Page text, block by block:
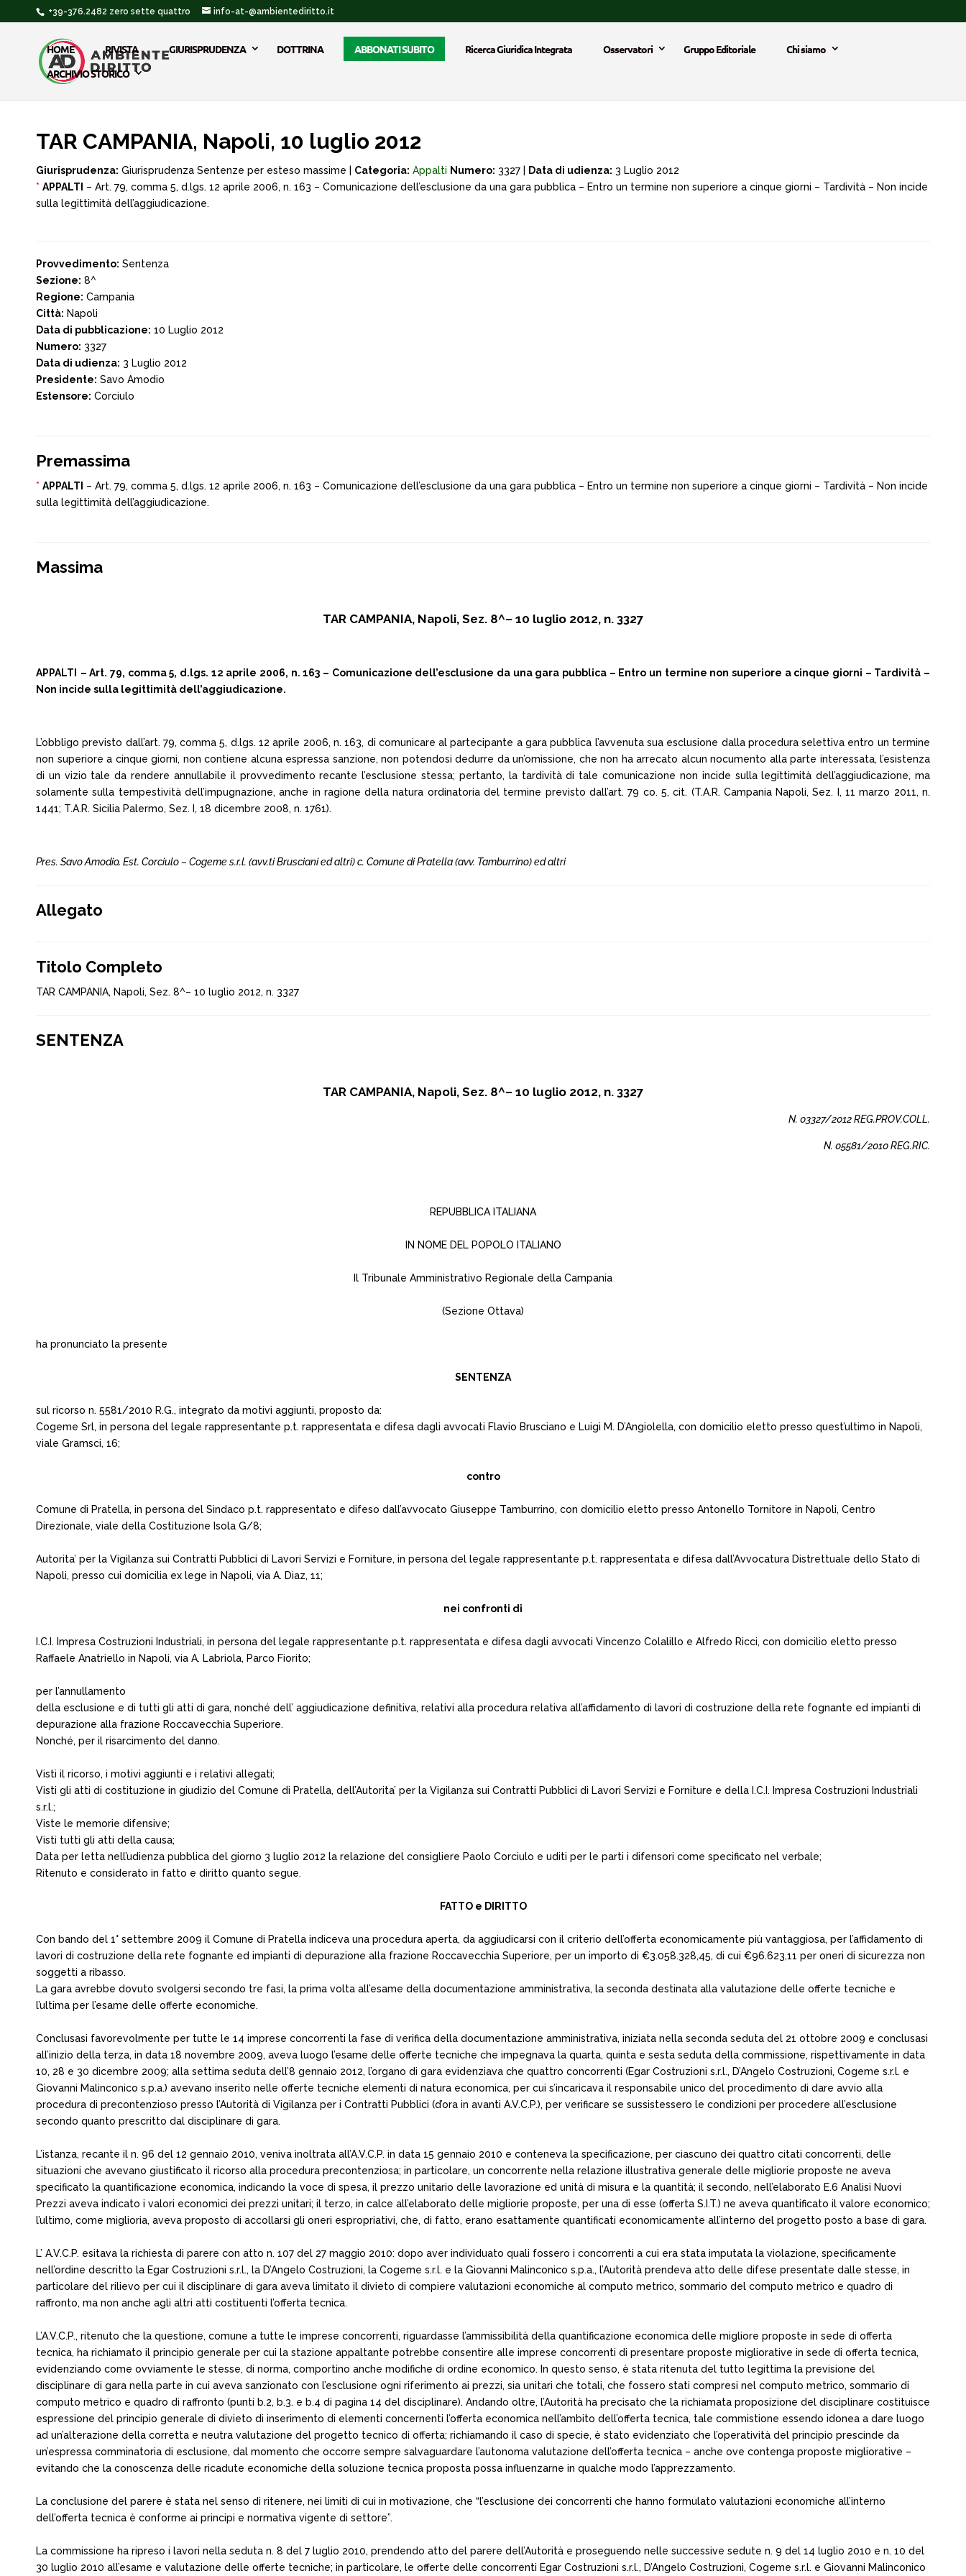
+39-376.2482 zero sette quattro info-at-@ambientediritto.it
HOME RIVISTA GIURISPRUDENZA DOTTRINA ABBONATI SUBITO Ricerca Giuridica Integrata Osservatori Gruppo Editoriale
Chi siamo
ARCHIVIO STORICO
TAR CAMPANIA, Napoli, 10 luglio 2012
Giurisprudenza: Giurisprudenza Sentenze per esteso massime | Categoria: Appalti Numero: 3327 | Data di udienza: 3 Luglio 2012
* APPALTI
– Art. 79, comma 5, d.lgs. 12 aprile 2006, n. 163 – Comunicazione dell’esclusione da una gara pubblica – Entro un termine non superiore a cinque giorni – Tardività – Non incide
sulla legittimità dell’aggiudicazione.
Provvedimento: Sentenza
Sezione: 8^
Regione: Campania
Città: Napoli
Data di pubblicazione: 10 Luglio 2012
Numero: 3327
Data di udienza: 3 Luglio 2012
Presidente: Savo Amodio
Estensore: Corciulo
Premassima
* APPALTI
– Art. 79, comma 5, d.lgs. 12 aprile 2006, n. 163 – Comunicazione dell’esclusione da una gara pubblica – Entro un termine non superiore a cinque giorni – Tardività – Non incide
sulla legittimità dell’aggiudicazione.
Massima
TAR CAMPANIA, Napoli, Sez. 8^– 10 luglio 2012, n. 3327
APPALTI
– Art. 79, comma 5, d.lgs. 12 aprile 2006, n. 163 – Comunicazione dell’esclusione da una gara pubblica – Entro un termine non superiore a cinque giorni – Tardività –
Non incide sulla legittimità dell’aggiudicazione.
L’obbligo previsto dall’art. 79, comma 5, d.lgs. 12 aprile 2006, n. 163, di comunicare al partecipante a gara pubblica l’avvenuta sua esclusione dalla procedura selettiva entro un termine
non superiore a cinque giorni, non contiene alcuna espressa sanzione, non potendosi dedurre da un’omissione, che non ha arrecato alcun nocumento alla parte interessata, l’esistenza
di un vizio tale da rendere annullabile il provvedimento recante l’esclusione stessa; pertanto, la tardività di tale comunicazione non incide sulla legittimità dell’aggiudicazione, ma
solamente sulla tempestività dell’impugnazione, anche in ragione della natura ordinatoria del termine previsto dall’art. 79 co. 5, cit. (T.A.R. Campania Napoli, Sez. I, 11 marzo 2011, n.
1441; T.A.R. Sicilia Palermo, Sez. I, 18 dicembre 2008, n. 1761).
Pres. Savo Amodio, Est. Corciulo– Cogeme s.r.l. (avv.ti Brusciani ed altri) c. Comune di Pratella (avv. Tamburrino) ed altri
Allegato
Titolo Completo
TAR CAMPANIA, Napoli, Sez. 8^– 10 luglio 2012, n. 3327
SENTENZA
TAR CAMPANIA, Napoli, Sez. 8^– 10 luglio 2012, n. 3327
N. 03327/2012 REG.PROV.COLL.
N. 05581/2010 REG.RIC.
REPUBBLICA ITALIANA
IN NOME DEL POPOLO ITALIANO
Il Tribunale Amministrativo Regionale della Campania
(Sezione Ottava)
ha pronunciato la presente
SENTENZA
sul ricorso n. 5581/2010 R.G., integrato da motivi aggiunti, proposto da:
Cogeme Srl, in persona del legale rappresentante p.t. rappresentata e difesa dagli avvocati Flavio Brusciano e Luigi M. D’Angiolella, con domicilio eletto presso quest’ultimo in Napoli,
viale Gramsci, 16;
contro
Comune di Pratella, in persona del Sindaco p.t. rappresentato e difeso dall’avvocato Giuseppe Tamburrino, con domicilio eletto presso Antonello Tornitore in Napoli, Centro
Direzionale, viale della Costituzione Isola G/8;
Autorita’ per la Vigilanza sui Contratti Pubblici di Lavori Servizi e Forniture, in persona del legale rappresentante p.t. rappresentata e difesa dall’Avvocatura Distrettuale dello Stato di
Napoli, presso cui domicilia ex lege in Napoli, via A. Diaz, 11;
nei confronti di
I.C.I. Impresa Costruzioni Industriali, in persona del legale rappresentante p.t. rappresentata e difesa dagli avvocati Vincenzo Colalillo e Alfredo Ricci, con domicilio eletto presso
Raffaele Anatriello in Napoli, via A. Labriola, Parco Fiorito;
per l’annullamento
della esclusione e di tutti gli atti di gara, nonché dell’ aggiudicazione definitiva, relativi alla procedura relativa all’affidamento di lavori di costruzione della rete fognante ed impianti di
depurazione alla frazione Roccavecchia Superiore.
Nonché, per il risarcimento del danno.
Visti il ricorso, i motivi aggiunti e i relativi allegati;
Visti gli atti di costituzione in giudizio del Comune di Pratella, dell’Autorita’ per la Vigilanza sui Contratti Pubblici di Lavori Servizi e Forniture e della I.C.I. Impresa Costruzioni Industriali
s.r.l.;
Viste le memorie difensive;
Visti tutti gli atti della causa;
Data per letta nell’udienza pubblica del giorno 3 luglio 2012 la relazione del consigliere Paolo Corciulo e uditi per le parti i difensori come specificato nel verbale;
Ritenuto e considerato in fatto e diritto quanto segue.
FATTO e DIRITTO
Con bando del 1° settembre 2009 il Comune di Pratella indiceva una procedura aperta, da aggiudicarsi con il criterio dell’offerta economicamente più vantaggiosa, per l’affidamento di
lavori di costruzione della rete fognante ed impianti di depurazione alla frazione Roccavecchia Superiore, per un importo di €3.058.328,45, di cui €96.623,11 per oneri di sicurezza non
soggetti a ribasso.
La gara avrebbe dovuto svolgersi secondo tre fasi, la prima volta all’esame della documentazione amministrativa, la seconda destinata alla valutazione delle offerte tecniche e
l’ultima per l’esame delle offerte economiche.
Conclusasi favorevolmente per tutte le 14 imprese concorrenti la fase di verifica della documentazione amministrativa, iniziata nella seconda seduta del 21 ottobre 2009 e conclusasi
all’inizio della terza, in data 18 novembre 2009, aveva luogo l’esame delle offerte tecniche che impegnava la quarta, quinta e sesta seduta della commissione, rispettivamente in data
10, 28 e 30 dicembre 2009; alla settima seduta dell’8 gennaio 2012, l’organo di gara evidenziava che quattro concorrenti (Egar Costruzioni s.r.l., D’Angelo Costruzioni, Cogeme s.r.l. e
Giovanni Malinconico s.p.a.) avevano inserito nelle offerte tecniche elementi di natura economica, per cui s’incaricava il responsabile unico del procedimento di dare avvio alla
procedura di precontenzioso presso l’Autorità di Vigilanza per i Contratti Pubblici (d’ora in avanti A.V.C.P.), per verificare se sussistessero le condizioni per procedere all’esclusione
secondo quanto prescritto dal disciplinare di gara.
L’istanza, recante il n. 96 del 12 gennaio 2010, veniva inoltrata all’A.V.C.P. in data 15 gennaio 2010 e conteneva la specificazione, per ciascuno dei quattro citati concorrenti, delle
situazioni che avevano giustificato il ricorso alla procedura precontenziosa; in particolare, un concorrente nella relazione illustrativa generale delle migliorie proposte ne aveva
specificato la quantificazione economica, indicando la voce di spesa, il prezzo unitario delle lavorazione ed unità di misura e la quantità; il secondo, nell’elaborato E.6 Analisi Nuovi
Prezzi aveva indicato i valori economici dei prezzi unitari; il terzo, in calce all’elaborato delle migliorie proposte, per una di esse (offerta S.I.T.) ne aveva quantificato il valore economico;
l’ultimo, come miglioria, aveva proposto di accollarsi gli oneri espropriativi, che, di fatto, erano esattamente quantificati economicamente all’interno del progetto posto a base di gara.
L’ A.V.C.P. esitava la richiesta di parere con atto n. 107 del 27 maggio 2010: dopo aver individuato quali fossero i concorrenti a cui era stata imputata la violazione, specificamente
nell’ordine descritto la Egar Costruzioni s.r.l., la D’Angelo Costruzioni, la Cogeme s.r.l. e la Giovanni Malinconico s.p.a., l’Autorità prendeva atto delle difese presentate dalle stesse, in
particolare del rilievo per cui il disciplinare di gara aveva limitato il divieto di compiere valutazioni economiche al computo metrico, sommario del computo metrico e quadro di
raffronto, ma non anche agli altri atti costituenti l’offerta tecnica.
L’A.V.C.P., ritenuto che la questione, comune a tutte le imprese concorrenti, riguardasse l’ammissibilità della quantificazione economica delle migliore proposte in sede di offerta
tecnica, ha richiamato il principio generale per cui la stazione appaltante potrebbe consentire alle imprese concorrenti di presentare proposte migliorative in sede di offerta tecnica,
evidenziando come ovviamente le stesse, di norma, comportino anche modifiche di ordine economico. In questo senso, è stata ritenuta del tutto legittima la previsione del
disciplinare di gara nella parte in cui aveva sanzionato con l’esclusione ogni riferimento ai prezzi, sia unitari che totali, che fossero stati compresi nel computo metrico, sommario di
computo metrico e quadro di raffronto (punti b.2, b.3. e b.4 di pagina 14 del disciplinare). Andando oltre, l’Autorità ha precisato che la richiamata proposizione del disciplinare costituisce
espressione del principio generale di divieto di inserimento di elementi concernenti l’offerta economica nell’ambito dell’offerta tecnica, tale commistione essendo idonea a dare luogo
ad un’alterazione della corretta e neutra valutazione del progetto tecnico di offerta; richiamando il caso di specie, è stato evidenziato che l’operatività del principio prescinde da
un’espressa comminatoria di esclusione, dal momento che occorre sempre salvaguardare l’autonoma valutazione dell’offerta tecnica – anche ove contenga proposte migliorative –
evitando che la conoscenza delle ricadute economiche della soluzione tecnica proposta possa influenzarne in qualche modo l’apprezzamento.
La conclusione del parere è stata nel senso di ritenere, nei limiti di cui in motivazione, che “l’esclusione dei concorrenti che hanno formulato valutazioni economiche all’interno
dell’offerta tecnica è conforme ai principi e normativa vigente di settore”.
La commissione ha ripreso i lavori nella seduta n. 8 del 7 luglio 2010, prendendo atto del parere dell’Autorità e proseguendo nelle successive sedute n. 9 del 14 luglio 2010 e n. 10 del
30 luglio 2010 all’esame e valutazione delle offerte tecniche; in particolare, le offerte delle concorrenti Egar Costruzioni s.r.l., D’Angelo Costruzioni, Cogeme s.r.l. e Giovanni Malinconico